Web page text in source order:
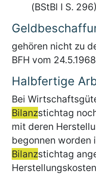
(BStBl I S.
gehören nicht zu
BFH vom
Halbfertige
Bei
Bilanzstichtag
mit deren
begonnen worden
Bilanzstichtag